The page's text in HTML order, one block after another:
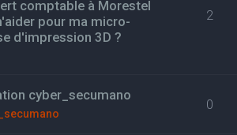
comptable à Morestel
pour ma micro-
d'impression 3D ?
2
cyber_secumano
0